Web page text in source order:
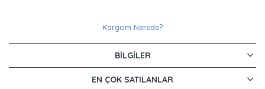
Kargom Nerede?
BILGILER
EN ÇOK SATILANLAR